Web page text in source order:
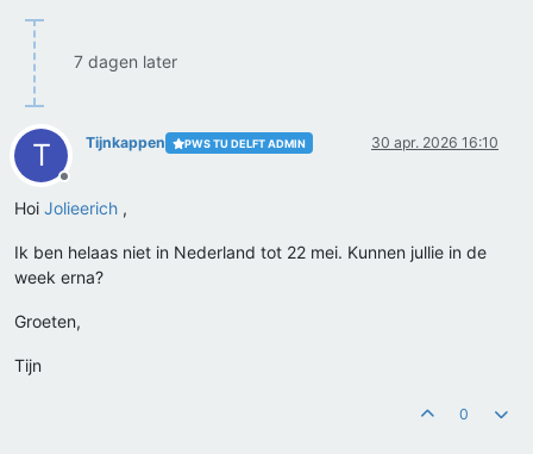
7 dagen later
T
Offline
Tijnkappen PWS TU DELFT ADMIN 30 apr. 2026 16:10
Hoi Jolieerich ,
Ik ben helaas niet in Nederland tot 22 mei. Kunnen jullie in de
week erna?
Groeten,
Tijn
0